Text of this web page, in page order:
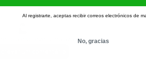
Al registrarte, aceptas recibir correos electrónicos de
No, gracias